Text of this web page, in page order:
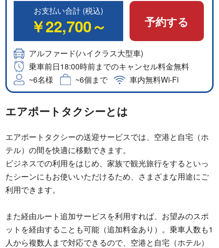
お支払い合計 (税込)
￥22,700～ 予約する
アルファード(ハイクラス大型車)
乗車前日18:00時前までのキャンセル料金無料
~6名様
~6個まで 車内無料Wi-Fi
エアポートタクシーとは
エアポートタクシーの送迎サービスでは、空港と自宅（ホ
テル）の間を快適に移動できます。
ビジネスでの利用をはじめ、家族で観光旅行をするといっ
たシーンにもお使いいただけるため、さまざまな用途にご
利用できます。
また経由ルート追加サービスを利用すれば、お望みのスポ
ットを経由することも可能（追加料金あり）。乗車人数も1
人から複数人まで対応できるので、空港と自宅（ホテル）